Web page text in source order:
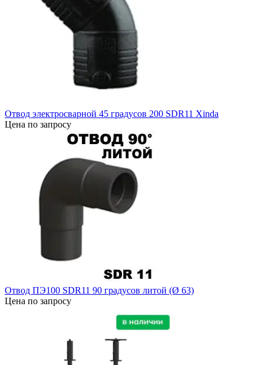
Отвод электросварной 45 градусов 200 SDR11 Xinda
Цена по запросу
Отвод ПЭ100 SDR11 90 градусов литой (Ø 63)
Цена по запросу